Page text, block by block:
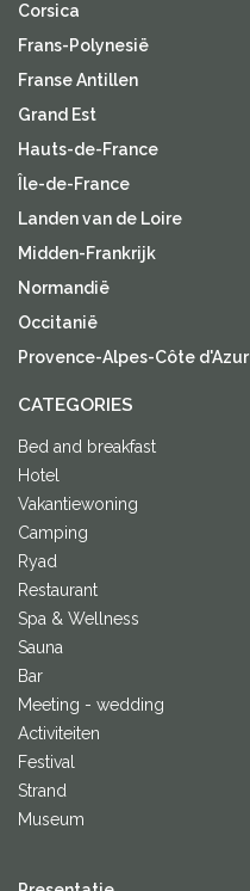
Corsica
Frans-Polynesië
Franse Antillen
Grand Est
Hauts-de-France
Île-de-France
Landen van de Loire
Midden-Frankrijk
Normandië
Occitanië
Provence-Alpes-Côte d'Azur
CATEGORIES
Bed and breakfast
Hotel
Vakantiewoning
Camping
Ryad
Restaurant
Spa & Wellness
Sauna
Bar
Meeting - wedding
Activiteiten
Festival
Strand
Museum